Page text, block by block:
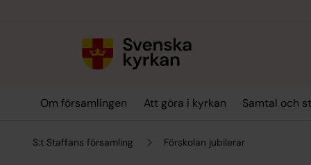
Om församlingen Att göra i kyrkan Samtal och
S:t Staffans församling Förskolan jubilerar